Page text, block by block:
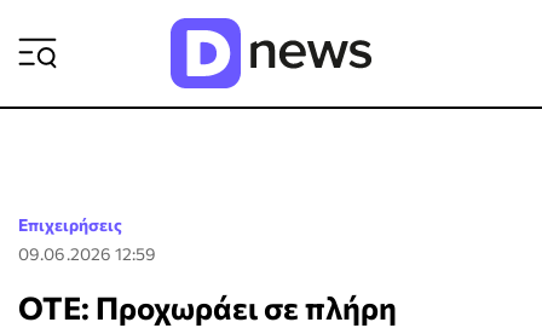
Επιχειρήσεις
09.06.2026 12:59
ΟΤΕ: Προχωράει σε πλήρη